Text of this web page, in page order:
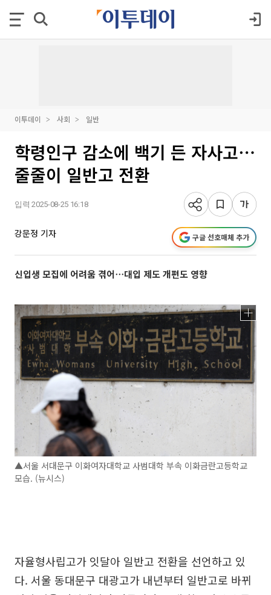
이투데이 사회 일반
학령인구 감소에 백기 든 자사고⋯
줄줄이 일반고 전환
입력 2025-08-25 16:18
강문정 기자 구글 선호매체 추가
신입생 모집에 어려움 겪어⋯대입 제도 개편도 영향
▲서울 서대문구 이화여자대학교 사범대학 부속 이화금란고등학교
모습. (뉴시스)
자율형사립고가 잇달아 일반고 전환을 선언하고 있
다. 서울 동대문구 대광고가 내년부터 일반고로 바뀌